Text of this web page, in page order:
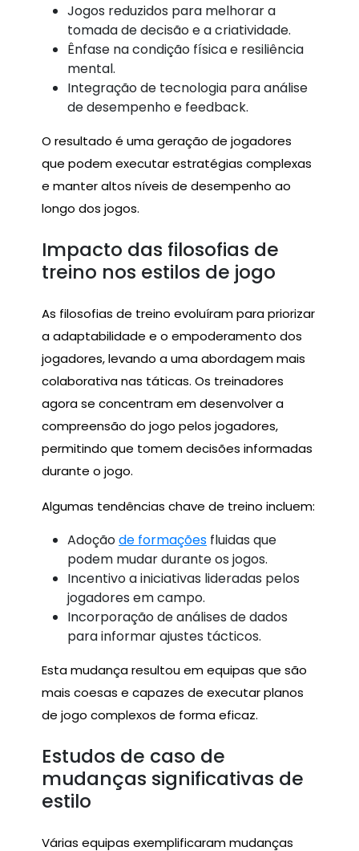
Jogos reduzidos para melhorar a
tomada de decisão e a criatividade.
Ênfase na condição física e resiliência
mental.
Integração de tecnologia para análise
de desempenho e feedback.
O resultado é uma geração de jogadores
que podem executar estratégias complexas
e manter altos níveis de desempenho ao
longo dos jogos.
Impacto das filosofias de
treino nos estilos de jogo
As filosofias de treino evoluíram para priorizar
a adaptabilidade e o empoderamento dos
jogadores, levando a uma abordagem mais
colaborativa nas táticas. Os treinadores
agora se concentram em desenvolver a
compreensão do jogo pelos jogadores,
permitindo que tomem decisões informadas
durante o jogo.
Algumas tendências chave de treino incluem:
Adoçãode formações fluidas que
podem mudar durante os jogos.
Incentivo a iniciativas lideradas pelos
jogadores em campo.
Incorporação de análises de dados
para informar ajustes tácticos.
Esta mudança resultou em equipas que são
mais coesas e capazes de executar planos
de jogo complexos de forma eficaz.
Estudos de caso de
mudanças significativas de
estilo
Várias equipas exemplificaram mudanças